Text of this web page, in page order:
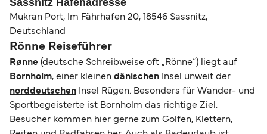
Sassnitz Hafenadresse
Mukran Port, Im Fährhafen 20, 18546 Sassnitz,
Deutschland
Rönne Reiseführer
Rønne (deutsche Schreibweise oft „Rönne“) liegt auf
Bornholm, einer kleinen dänischen Insel unweit der
norddeutschen Insel Rügen. Besonders für Wander- und
Sportbegeisterte ist Bornholm das richtige Ziel.
Besucher kommen hier gerne zum Golfen, Klettern,